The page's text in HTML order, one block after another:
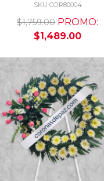
SKU COR80004
$1,759.00 PROMO:
$1,489.00